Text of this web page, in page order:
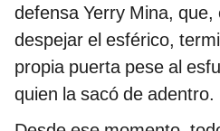
defensa Yerry Mina, que,
despejar el esférico,
propia puerta pese al
quien la sacó de adentro.